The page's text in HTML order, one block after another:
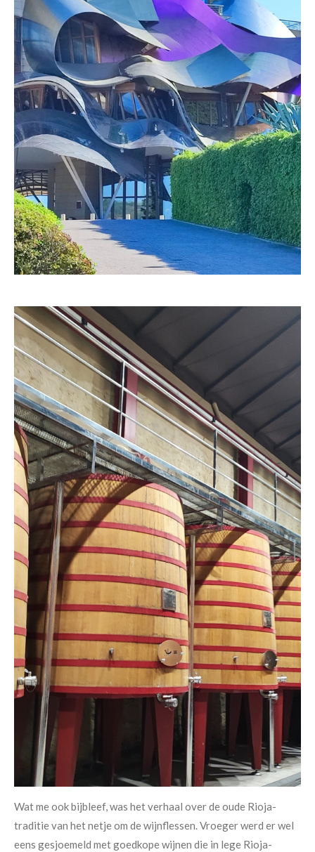
Wat me ook bijbleef, was het verhaal over de oude Rioja-
traditie van het netje om de wijnflessen. Vroeger werd er wel
eens gesjoemeld met goedkope wijnen die in lege Rioja-